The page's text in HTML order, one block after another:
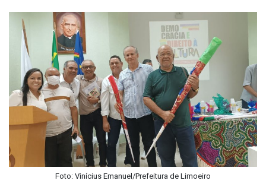
Foto: Vinícius Emanuel/Prefeitura de Limoeiro